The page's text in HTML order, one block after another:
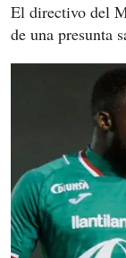
El directivo del
de una presunta